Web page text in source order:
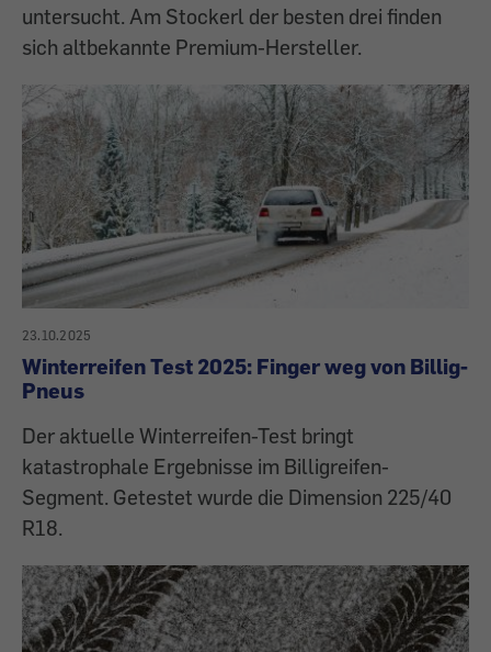
untersucht. Am Stockerl der besten drei finden
sich altbekannte Premium-Hersteller.
23.10.2025
Winterreifen Test 2025: Finger weg von Billig-
Pneus
Der aktuelle Winterreifen-Test bringt
katastrophale Ergebnisse im Billigreifen-
Segment. Getestet wurde die Dimension 225/40
R18.